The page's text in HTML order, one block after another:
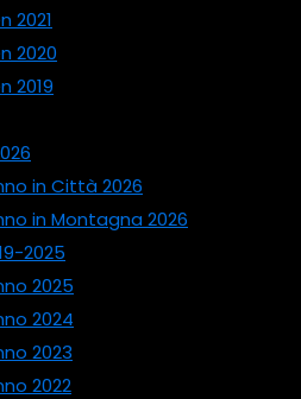
2021
2020
2019
in Città 2026
in Montagna 2026
2025
2025
2024
2023
2022